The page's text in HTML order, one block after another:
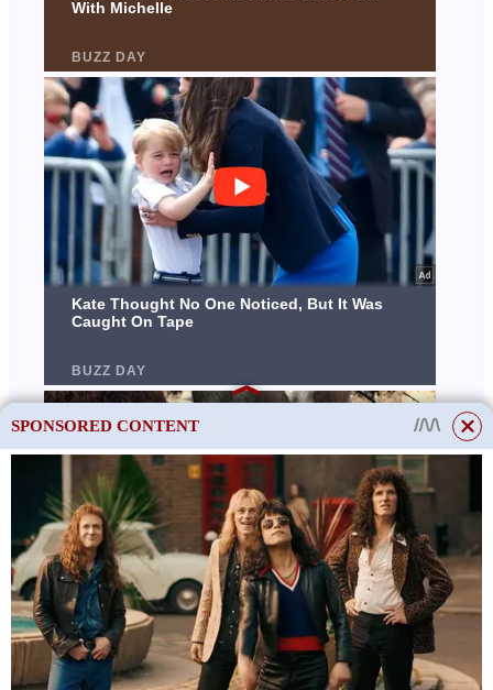
SPONSORED CONTENT